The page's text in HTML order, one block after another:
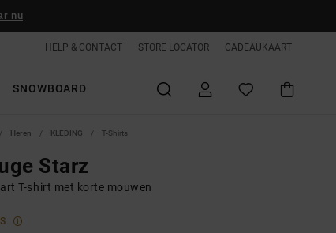
nu
HELP & CONTACT STORE LOCATOR CADEAUKAART
SNOWBOARD
Heren KLEDING T-Shirts
Starz
T-shirt met korte mouwen